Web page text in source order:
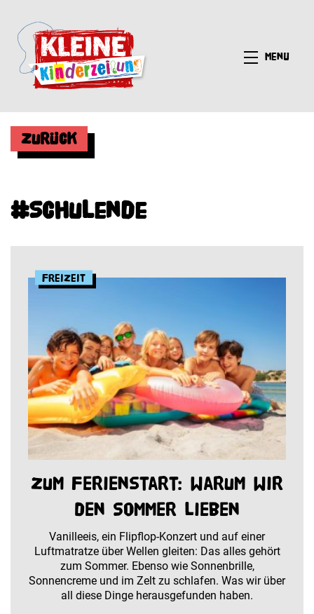
Menü
Zurück
#Schulende
Freizeit
Zum Ferienstart: warum wir
den Sommer lieben
Vanilleeis, ein Flipflop-Konzert und auf einer
Luftmatratze über Wellen gleiten: Das alles gehört
zum Sommer. Ebenso wie Sonnenbrille,
Sonnencreme und im Zelt zu schlafen. Was wir über
all diese Dinge herausgefunden haben.